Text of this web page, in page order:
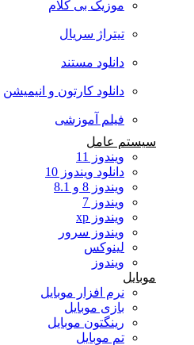
موزیک بی کلام
تیتراژ سریال
دانلود مستند
دانلود کارتون و انیمیشن
فیلم آموزشی
سیستم عامل
ویندوز 11
دانلود ویندوز 10
ویندوز 8 و 8.1
ویندوز 7
ویندوز xp
ویندوز سرور
لینوکس
ویندوز
موبایل
نرم افزار موبایل
بازی موبایل
رینگتون موبایل
تم موبایل